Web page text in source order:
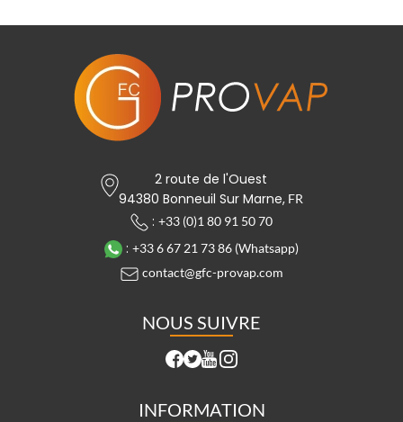
2 route de l'Ouest
94380 Bonneuil Sur Marne,FR
: +33 (0)1 80 91 50 70
: +33 6 67 21 73 86 (Whatsapp)
contact@gfc-provap.com
NOUS SUIVRE
INFORMATION